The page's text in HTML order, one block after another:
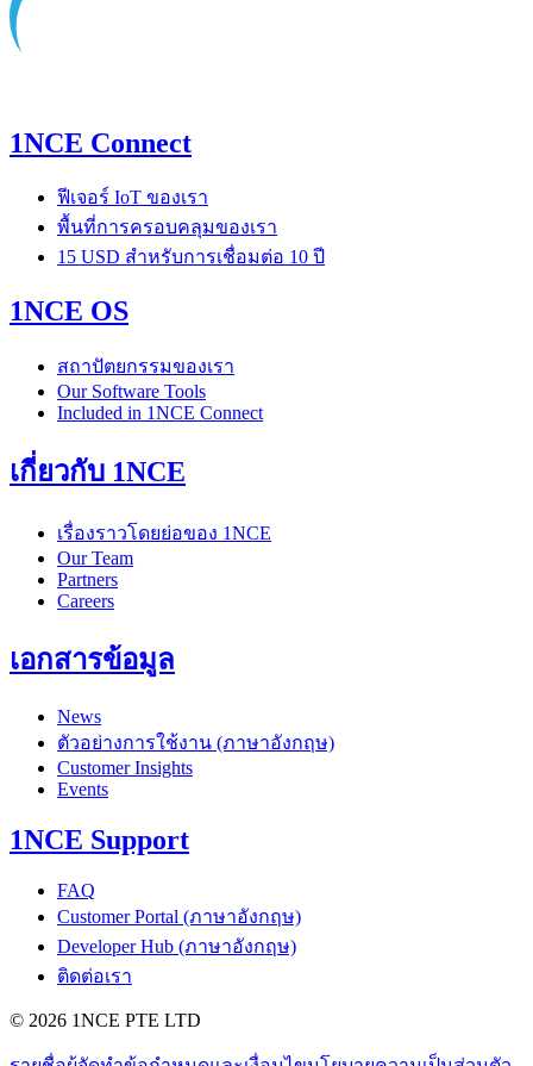
1NCE Connect
ฟีเจอร์ IoT ของเรา
พื้นที่การครอบคลุมของเรา
15 USD สำหรับการเชื่อมต่อ 10 ปี
1NCE OS
สถาปัตยกรรมของเรา
Our Software Tools
Included in 1NCE Connect
เกี่ยวกับ 1NCE
เรื่องราวโดยย่อของ 1NCE
Our Team
Partners
Careers
เอกสารข้อมูล
News
ตัวอย่างการใช้งาน (ภาษาอังกฤษ)
Customer Insights
Events
1NCE Support
FAQ
Customer Portal (ภาษาอังกฤษ)
Developer Hub (ภาษาอังกฤษ)
ติดต่อเรา
© 2026 1NCE PTE LTD